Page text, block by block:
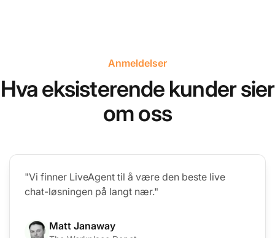
Anmeldelser
Hva eksisterende kunder sier
om oss
"Vi finner LiveAgent til å være den beste live
chat-løsningen på langt nær."
Matt Janaway